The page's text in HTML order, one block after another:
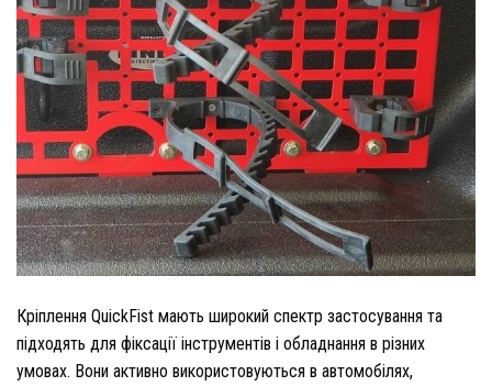
Кріплення QuickFist мають широкий спектр застосування та
підходять для фіксації інструментів і обладнання в різних
умовах. Вони активно використовуються в автомобілях,